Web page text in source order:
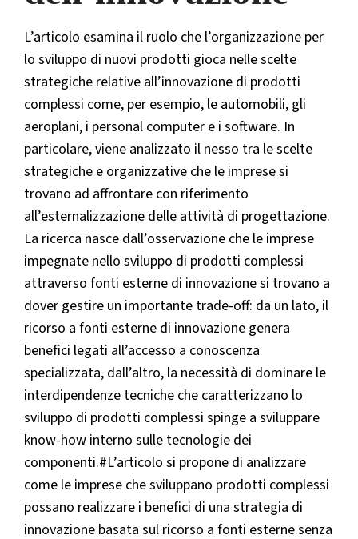
L’articolo esamina il ruolo che l’organizzazione per
lo sviluppo di nuovi prodotti gioca nelle scelte
strategiche relative all’innovazione di prodotti
complessi come, per esempio, le automobili, gli
aeroplani, i personal computer e i software. In
particolare, viene analizzato il nesso tra le scelte
strategiche e organizzative che le imprese si
trovano ad affrontare con riferimento
all’esternalizzazione delle attività di progettazione.
La ricerca nasce dall’osservazione che le imprese
impegnate nello sviluppo di prodotti complessi
attraverso fonti esterne di innovazione si trovano a
dover gestire un importante trade-off: da un lato, il
ricorso a fonti esterne di innovazione genera
benefici legati all’accesso a conoscenza
specializzata, dall’altro, la necessità di dominare le
interdipendenze tecniche che caratterizzano lo
sviluppo di prodotti complessi spinge a sviluppare
know-how interno sulle tecnologie dei
componenti.#L’articolo si propone di analizzare
come le imprese che sviluppano prodotti complessi
possano realizzare i benefici di una strategia di
innovazione basata sul ricorso a fonti esterne senza